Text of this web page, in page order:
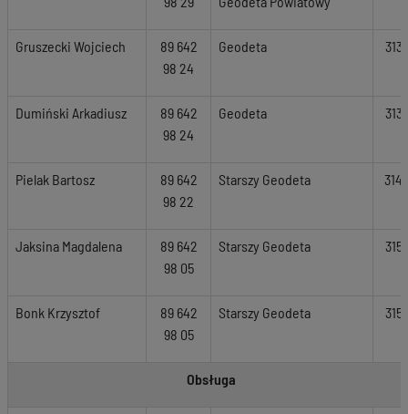
Gruszecki Wojciech
89 642
98 24
Geodeta 313
Dumiński Arkadiusz
89 642
98 24
Geodeta 313
Pielak Bartosz
89 642
98 22
Starszy Geodeta 314
Jaksina Magdalena
89 642
98 05
Starszy Geodeta 315
Bonk Krzysztof
89 642
98 05
Starszy Geodeta 315
Obsługa